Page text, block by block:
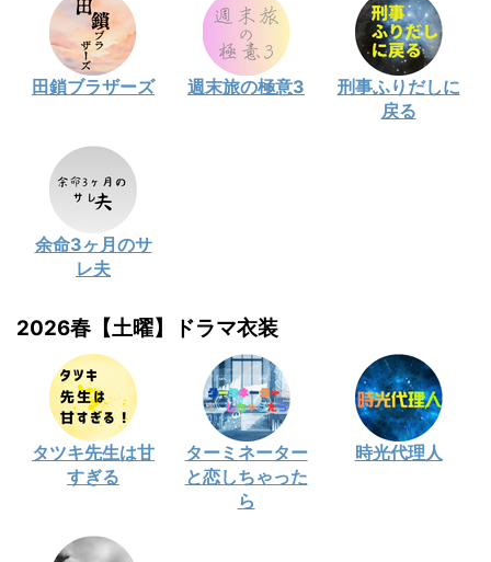
田鎖ブラザーズ 週末旅の極意3
刑事ふりだしに
戻る
余命3ヶ月のサ
レ夫
2026春【土曜】ドラマ衣装
タツキ先生は甘
すぎる
ターミネーター
と恋しちゃった
ら
時光代理人